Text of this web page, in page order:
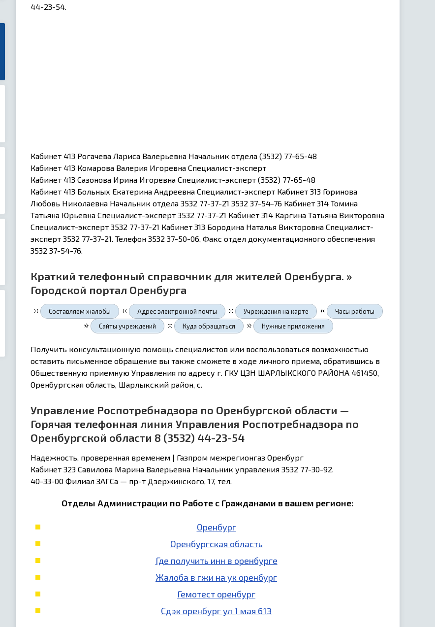
44-23-54.
Кабинет 413 Рогачева Лариса Валерьевна Начальник отдела (3532) 77-65-48
Кабинет 413 Комарова Валерия Игоревна Специалист-эксперт
Кабинет 413 Сазонова Ирина Игоревна Специалист-эксперт (3532) 77-65-48
Кабинет 413 Больных Екатерина Андреевна Специалист-эксперт Кабинет 313 Горинова
Любовь Николаевна Начальник отдела 3532 77-37-21 3532 37-54-76 Кабинет 314 Томина
Татьяна Юрьевна Специалист-эксперт 3532 77-37-21 Кабинет 314 Каргина Татьяна Викторовна
Специалист-эксперт 3532 77-37-21 Кабинет 313 Бородина Наталья Викторовна Специалист-
эксперт 3532 77-37-21. Телефон 3532 37-50-06, Факс отдел документационного обеспечения
3532 37-54-76.
Краткий телефонный справочник для жителей Оренбурга. »
Городской портал Оренбурга
🔅 Составляем жалобы 🔅 Адрес электронной почты 🔅 Учреждения на карте 🔅 Часы работы
🔅 Сайты учреждений 🔅 Куда обращаться 🔅 Нужные приложения
Получить консультационную помощь специалистов или воспользоваться возможностью
оставить письменное обращение вы также сможете в ходе личного приема, обратившись в
Общественную приемную Управления по адресу г. ГКУ ЦЗН ШАРЛЫКСКОГО РАЙОНА 461450,
Оренбургская область, Шарлыкский район, с.
Управление Роспотребнадзора по Оренбургской области —
Горячая телефонная линия Управления Роспотребнадзора по
Оренбургской области 8 (3532) 44-23-54
Надежность, проверенная временем | Газпром межрегионгаз Оренбург
Кабинет 323 Савилова Марина Валерьевна Начальник управления 3532 77-30-92.
40-33-00 Филиал ЗАГСа — пр-т Дзержинского, 17, тел.
Отделы Администрации по Работе с Гражданами в вашем регионе:
Оренбург
Оренбургская область
Где получить инн в оренбурге
Жалоба в гжи на ук оренбург
Гемотест оренбург
Сдэк оренбург ул 1 мая 613